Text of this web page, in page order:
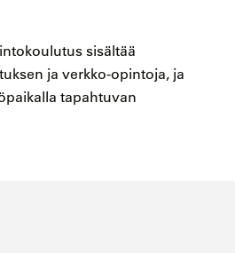
sisältää
ja verkko-opintoja, ja
tapahtuvan